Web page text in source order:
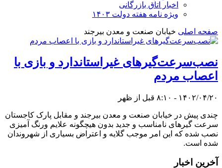
اخبار اتاق بازرگانی
ویژه نامه هفته دولت ۱۴۰۳
صفحه اصلی خیابان صنعت و معدن بیرجند
نصب‌سرعت‌گیرهای غیراستاندارد و بازی با
اعصاب مردم
۱۴۰۲/۰۴/۲۰ - ۸:۱۰ قبل از ظهر
چندی پیش در خیابان صنعت و معدن بیرجند و مقابل پارک کاجستان
سرعت گیر‌های نامناسب و جدید بدون هیچگونه علایم ورنگ آمیزی
نصب شده که این امر موجب گلایه و اعتراض بسیاری از شهروندان
شده است.
آخرین اخبار